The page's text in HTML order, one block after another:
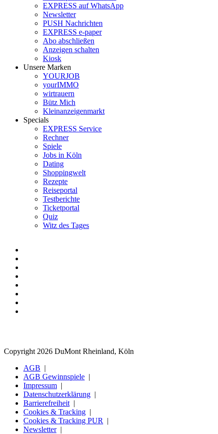
EXPRESS auf WhatsApp
Newsletter
PUSH Nachrichten
EXPRESS e-paper
Abo abschließen
Anzeigen schalten
Kiosk
Unsere Marken
YOURJOB
yourIMMO
wirtrauern
Bütz Mich
Kleinanzeigenmarkt
Specials
EXPRESS Service
Rechner
Spiele
Jobs in Köln
Dating
Shoppingwelt
Rezepte
Reiseportal
Testberichte
Ticketportal
Quiz
Witz des Tages
Copyright 2026 DuMont Rheinland, Köln
AGB
AGB Gewinnspiele
Impressum
Datenschutzerklärung
Barrierefreiheit
Cookies & Tracking
Cookies & Tracking PUR
Newsletter